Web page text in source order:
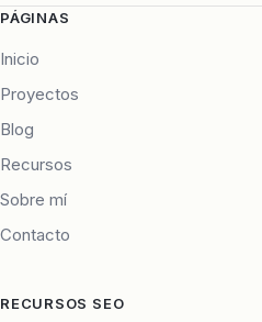
PÁGINAS
Inicio
Proyectos
Blog
Recursos
Sobre mí
Contacto
RECURSOS SEO